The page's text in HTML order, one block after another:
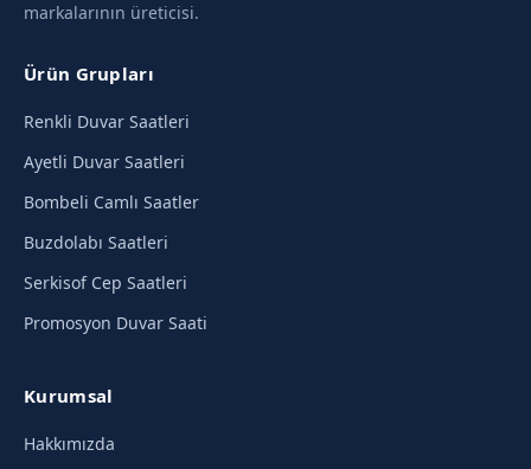
markalarının üreticisi.
Ürün Grupları
Renkli Duvar Saatleri
Ayetli Duvar Saatleri
Bombeli Camlı Saatler
Buzdolabı Saatleri
Serkisof Cep Saatleri
Promosyon Duvar Saati
Kurumsal
Hakkımızda